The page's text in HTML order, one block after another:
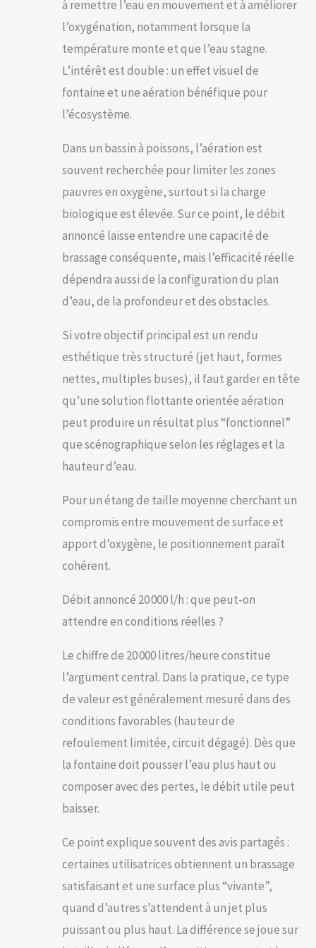
FACILE À INSTALLER
– Flotte
automatiquement,
s’attache en
quelques minutes
à remettre l’eau en mouvement et à améliorer
l’oxygénation, notamment lorsque la
température monte et que l’eau stagne.
L’intérêt est double : un effet visuel de
fontaine et une aération bénéfique pour
l’écosystème.
Dans un bassin à poissons, l’aération est
souvent recherchée pour limiter les zones
pauvres en oxygène, surtout si la charge
biologique est élevée. Sur ce point, le débit
annoncé laisse entendre une capacité de
brassage conséquente, mais l’efficacité réelle
dépendra aussi de la configuration du plan
d’eau, de la profondeur et des obstacles.
Si votre objectif principal est un rendu
esthétique très structuré (jet haut, formes
nettes, multiples buses), il faut garder en tête
qu’une solution flottante orientée aération
peut produire un résultat plus “fonctionnel”
que scénographique selon les réglages et la
hauteur d’eau.
Pour un étang de taille moyenne cherchant un
compromis entre mouvement de surface et
apport d’oxygène, le positionnement paraît
cohérent.
Débit annoncé 20 000 l/h : que peut-on
attendre en conditions réelles ?
Le chiffre de 20 000 litres/heure constitue
l’argument central. Dans la pratique, ce type
de valeur est généralement mesuré dans des
conditions favorables (hauteur de
refoulement limitée, circuit dégagé). Dès que
la fontaine doit pousser l’eau plus haut ou
composer avec des pertes, le débit utile peut
baisser.
Ce point explique souvent des avis partagés :
certaines utilisatrices obtiennent un brassage
satisfaisant et une surface plus “vivante”,
quand d’autres s’attendent à un jet plus
puissant ou plus haut. La différence se joue sur